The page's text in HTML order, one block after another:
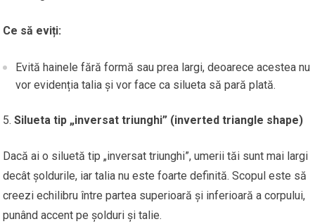
Ce să eviți:
Evită hainele fără formă sau prea largi, deoarece acestea nu
vor evidenția talia și vor face ca silueta să pară plată.
Silueta tip „inversat triunghi” (inverted triangle shape)
Dacă ai o siluetă tip „inversat triunghi”, umerii tăi sunt mai largi
decât șoldurile, iar talia nu este foarte definită. Scopul este să
creezi echilibru între partea superioară și inferioară a corpului,
punând accent pe șolduri și talie.